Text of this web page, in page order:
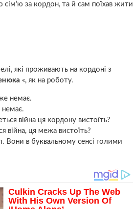
сім’ю за кордон, та й сам поїхав жити
які проживають на кордоні з
«, як на роботу.
війна, ця межа вистоїть?
Вони в буквальному сенсі голими